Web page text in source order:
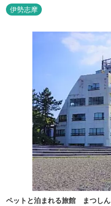
伊勢志摩
ペットと泊まれる旅館 まつしん